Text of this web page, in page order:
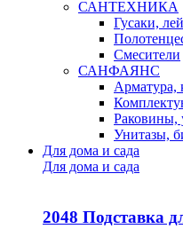
САНТЕХНИКА
Гусаки,
Смесители
САНФАЯНС
Арматура,
Раковины,
Унитазы,
Для дома и сада
Для дома и сада
2048 Подставка